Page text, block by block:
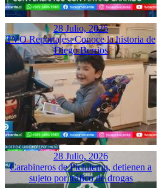
28 Julio, 2026
TVO Reportajes: Conoce la historia de
Diego Berrios
28 Julio, 2026
Carabineros de Pichilemu, detienen a
sujeto por tráfico de drogas